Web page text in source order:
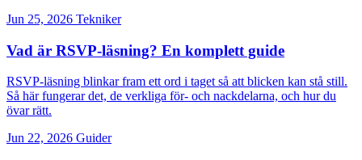
Jun 25, 2026 Tekniker
Vad är RSVP-läsning? En komplett guide
RSVP-läsning blinkar fram ett ord i taget så att blicken kan stå still.
Så här fungerar det, de verkliga för- och nackdelarna, och hur du
övar rätt.
Jun 22, 2026 Guider